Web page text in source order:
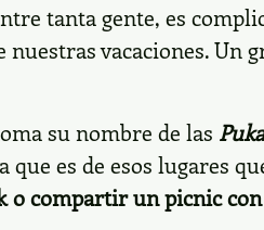
tanta gente, es
vacaciones. Un
su nombre de las Puka
que es de esos lugares
o compartir un picnic